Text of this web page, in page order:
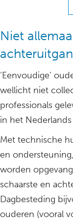
Niet
‘Eenvoudige’
wellicht niet
professionals
in het Nederlands
Met technische
en
worden
schaarste en
Dagbesteding
ouderen (vooral